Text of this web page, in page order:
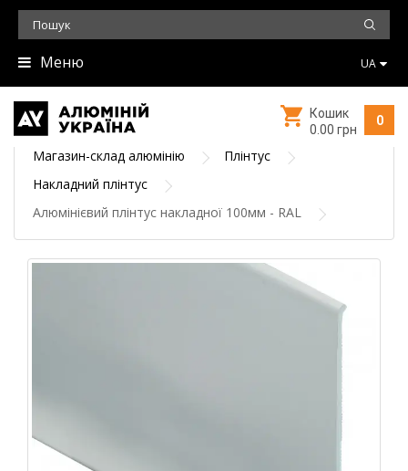
Меню UA
0
Кошик
0.00 грн
Магазин-склад алюмінію
Плінтус
Накладний плінтус
Алюмінієвий плінтус накладної 100мм - RAL